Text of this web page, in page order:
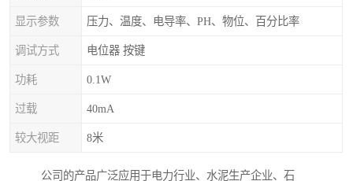
显示参数 压力、温度、电导率、PH、物位、百分比率
调试方式 电位器 按键
功耗 0.1W
过载 40mA
较大视距 8米
公司的产品广泛应用于电力行业、水泥生产企业、石